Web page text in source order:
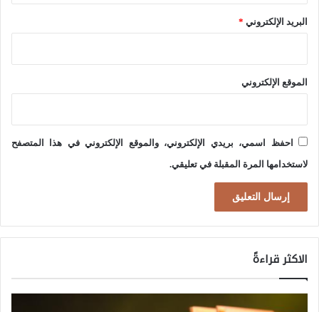
ا
ة
ر
ج
ل
ل
ن
ي
البريد الإلكتروني *
الموقع الإلكتروني
احفظ اسمي، بريدي الإلكتروني، والموقع الإلكتروني في هذا المتصفح
لاستخدامها المرة المقبلة في تعليقي.
الاكثر قراءةً